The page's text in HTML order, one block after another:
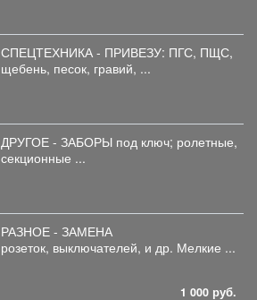
СПЕЦТЕХНИКА - ПРИВЕЗУ: ПГС, ПЩС,
щебень, песок, гравий, ...
ДРУГОЕ - ЗАБОРЫ под ключ; ролетные,
секционные ...
РАЗНОЕ - ЗАМЕНА
розеток, выключателей, и др. Мелкие ...
1 000 руб.